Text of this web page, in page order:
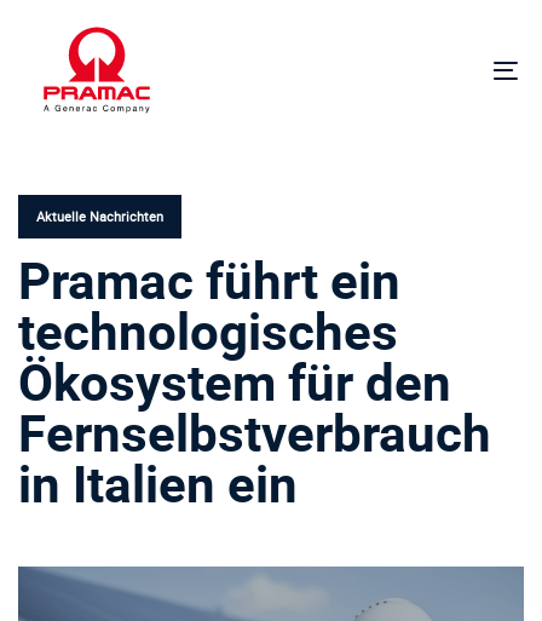
überspringen
Hauptnavigation
springen
Aktuelle Nachrichten
Pramac führt ein
technologisches
Ökosystem für den
Fernselbstverbrauch
in Italien ein